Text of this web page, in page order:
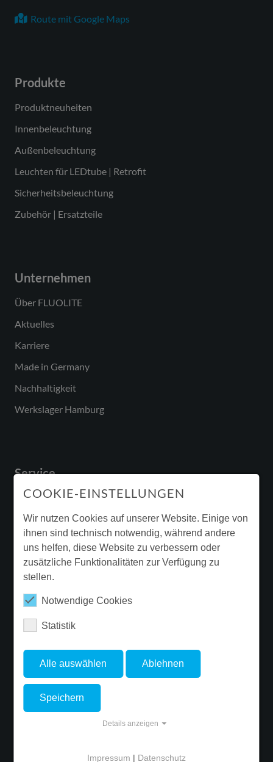
Route mit Google Maps
Produkte
Produktneuheiten
Innenbeleuchtung
Außenbeleuchtung
Leuchten für LEDtube | Retrofit
Sicherheitsbeleuchtung
Zubehör | Ersatzteile
Unternehmen
Über FLUOLITE
Aktuelles
Karriere
Made in Germany
Nachhaltigkeit
Werkslager Hamburg
Service
Downloads & Broschüren
Garantie
Beleuchtungssanierung
Ergänzende Produktinformationen
Newsletter
FOLGE FLUOLITE
© Copyright 2026 FLUOLITE Licht & Leuchten GmbH & Co. KG. - Site
COOKIE-EINSTELLUNGEN
Wir nutzen Cookies auf unserer Website. Einige von
ihnen sind technisch notwendig, während andere
uns helfen, diese Website zu verbessern oder
zusätzliche Funktionalitäten zur Verfügung zu
stellen.
Notwendige Cookies
Statistik
Alle auswählen Ablehnen
Speichern
Details anzeigen
Impressum | Datenschutz